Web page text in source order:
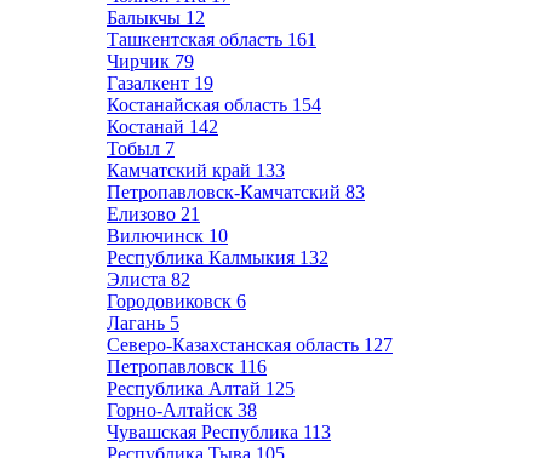
Балыкчы 12
Ташкентская область 161
Чирчик 79
Газалкент 19
Костанайская область 154
Костанай 142
Тобыл 7
Камчатский край 133
Петропавловск-Камчатский 83
Елизово 21
Вилючинск 10
Республика Калмыкия 132
Элиста 82
Городовиковск 6
Лагань 5
Северо-Казахстанская область 127
Петропавловск 116
Республика Алтай 125
Горно-Алтайск 38
Чувашская Республика 113
Республика Тыва 105